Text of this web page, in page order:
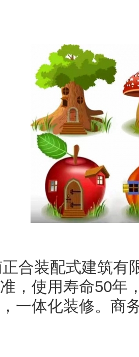
装配式建筑有
，使用寿命50年
一体化装修。商